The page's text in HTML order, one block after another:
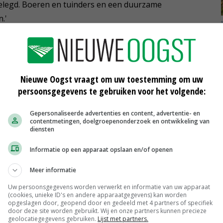
Boeren en tuinders en een duurzame
het transitiefonds van het vorige kabinet?
en in veel mindere mate naar de blijvers die
Met een nieuw kabinet is het nog maar de vraag
heeft aangekondigd met een blijversfonds te
Landelijk Gebied?
het proces met onze kennis over het
veel veebedrijven in Limburg intensief zijn. Als je alle
en akkerbouwers die veevoerproductie en
beeld.'
waarbij we voldoende ruimte voor de
Nieuwe Oogst vraagt om uw toestemming om uw
persoonsgegevens te gebruiken voor het volgende:
Gepersonaliseerde advertenties en content, advertentie- en
contentmetingen, doelgroepenonderzoek en ontwikkeling van
diensten
Informatie op een apparaat opslaan en/of openen
Meer informatie
Uw persoonsgegevens worden verwerkt en informatie van uw apparaat
(cookies, unieke ID's en andere apparaatgegevens) kan worden
opgeslagen door, geopend door en gedeeld met 4 partners of specifiek
door deze site worden gebruikt. Wij en onze partners kunnen precieze
geolocatiegegevens gebruiken. Lijst met partners.